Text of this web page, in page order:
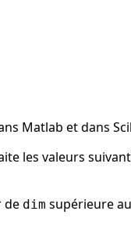
Matlab et dans
les valeurs
de dim supérieure